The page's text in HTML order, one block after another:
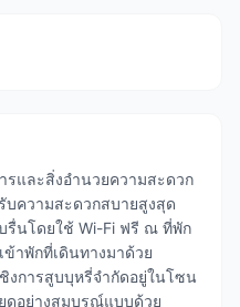
รและสิ่งอำนวยความสะดวก
บความสะดวกสบายสูงสุด
รื่นโดยใช้ Wi-Fi ฟรี ณ ที่พัก
าพักที่เดินทางมาด้วย
งการสูบบุหรี่จำกัดอยู่ในโซน
ดอย่างสมบูรณ์แบบด้วย